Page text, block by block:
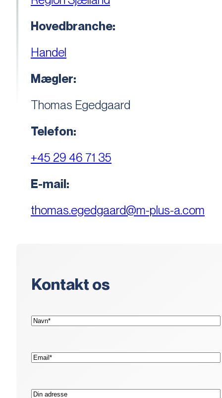
Hovedbranche:
Handel
Mægler:
Thomas Egedgaard
Telefon:
+45 29 46 71 35
E-mail:
thomas.egedgaard@m-plus-a.com
Kontakt os
Navn*
E-
mail*
Adresse